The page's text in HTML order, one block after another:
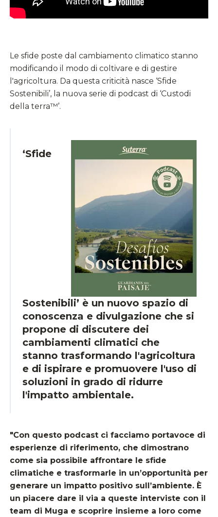
Le sfide poste dal cambiamento climatico stanno
modificando il modo di coltivare e di gestire
l'agricoltura. Da questa criticità nasce ‘Sfide
Sostenibili’, la nuova serie di podcast di ‘Custodi
della terra™’.
‘Sfide
Sostenibili’ è un nuovo spazio di
conoscenza e divulgazione che si
propone di discutere dei
cambiamenti climatici che
stanno trasformando l'agricoltura
e di ispirare e promuovere l'uso di
soluzioni in grado di ridurre
l'impatto ambientale.
"Con questo podcast ci facciamo portavoce di
esperienze di riferimento, che dimostrano
come sia possibile affrontare le sfide
climatiche e trasformarle in un’opportunità per
generare un impatto positivo sull’ambiente. È
un piacere dare il via a queste interviste con il
team di Muga e scoprire insieme a loro come